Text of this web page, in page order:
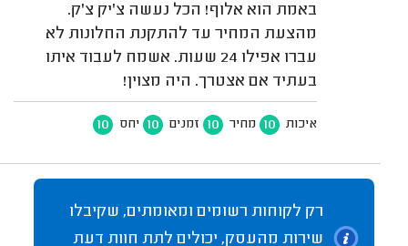
באמת הוא אלוף! הכל נעשה צ'יק צ'ק.
מהצעת המחיר עד להתקנת החלונות לא
עברו אפילו 24 שעות. אשמח לעבוד איתו
בעתיד אם אצטרך. היה מצוין!
איכות 10 מחיר 10 זמנים 10 יחס 10
רק לקוחות רשומים ומאומתים, שקיבלו
שירות מהעסק, יכולים לתת חוות דעת